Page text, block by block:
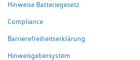
Hinweise Batteriegesetz
Compliance
Barrierefreiheitserklärung
Hinweisgebersystem